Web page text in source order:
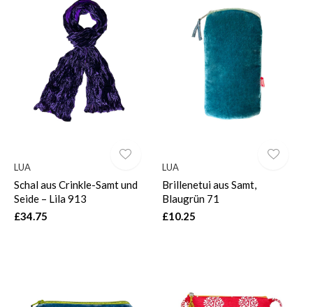
LUA
Schal aus Crinkle-Samt und
Seide – Lila 913
£34.75
LUA
Brillenetui aus Samt,
Blaugrün 71
£10.25